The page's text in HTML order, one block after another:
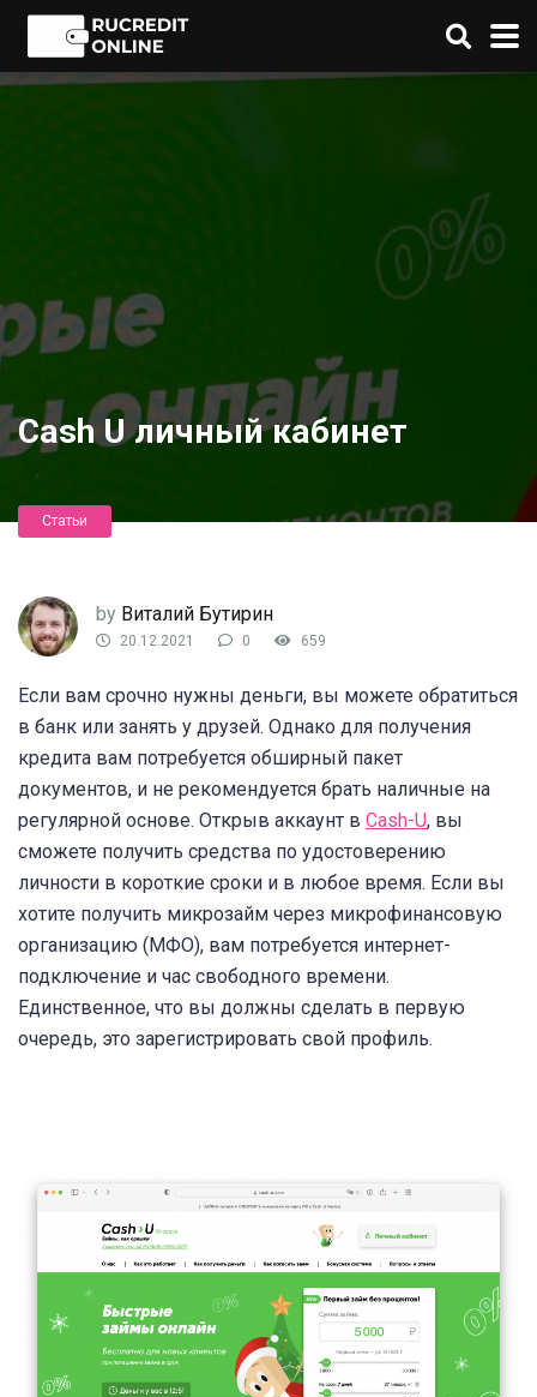
Cash U личный кабинет
Статьи
by Виталий Бутирин
20.12.2021 0 659
Если вам срочно нужны деньги, вы можете обратиться
в банк или занять у друзей. Однако для получения
кредита вам потребуется обширный пакет
документов, и не рекомендуется брать наличные на
регулярной основе. Открыв аккаунт в Cash-U, вы
сможете получить средства по удостоверению
личности в короткие сроки и в любое время. Если вы
хотите получить микрозайм через микрофинансовую
организацию (МФО), вам потребуется интернет-
подключение и час свободного времени.
Единственное, что вы должны сделать в первую
очередь, это зарегистрировать свой профиль.